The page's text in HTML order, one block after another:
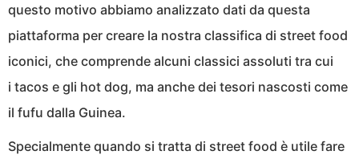
questo motivo abbiamo analizzato dati da questa
piattaforma per creare la nostra classifica di street food
iconici, che comprende alcuni classici assoluti tra cui
i tacos e gli hot dog, ma anche dei tesori nascosti come
il fufu dalla Guinea.
Specialmente quando si tratta di street food è utile fare